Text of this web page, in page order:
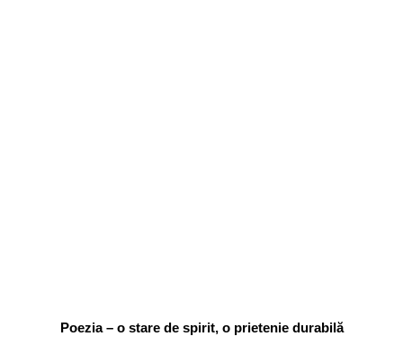
Poezia – o stare de spirit, o prietenie durabilă